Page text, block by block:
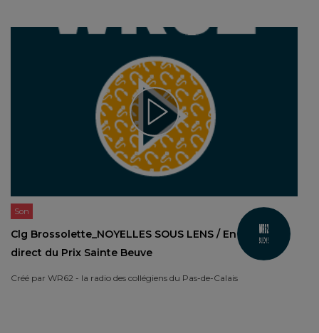
Son
Clg Brossolette_NOYELLES SOUS LENS / En
direct du Prix Sainte Beuve
Créé par WR62 - la radio des collégiens du Pas-de-Calais